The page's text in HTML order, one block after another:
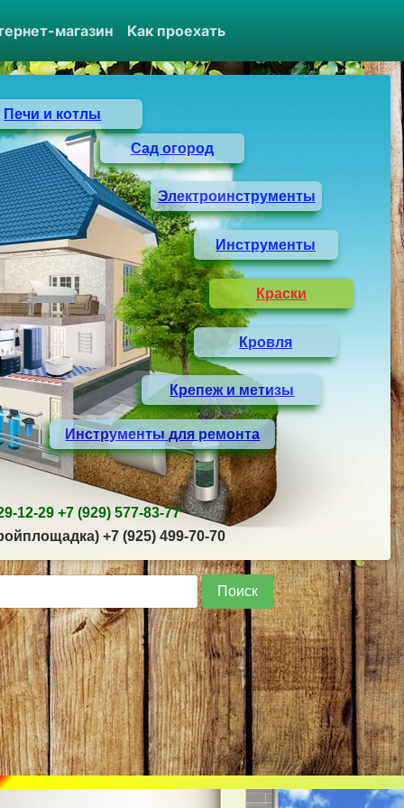
магазин Как проехать
Инструменты для ремонта
Кровля
Сад огород
Электроинструменты
Инструменты
Краски
Печи и котлы
Крепеж и метизы
12-29 +7 (929) 577-83-77
+7 (925) 499-70-70
Поиск